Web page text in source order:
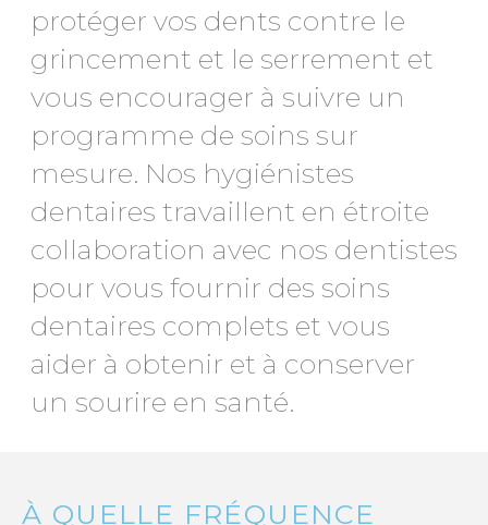
protéger vos dents contre le
grincement et le serrement et
vous encourager à suivre un
programme de soins sur
mesure. Nos hygiénistes
dentaires travaillent en étroite
collaboration avec nos dentistes
pour vous fournir des soins
dentaires complets et vous
aider à obtenir et à conserver
un sourire en santé.
À QUELLE FRÉQUENCE